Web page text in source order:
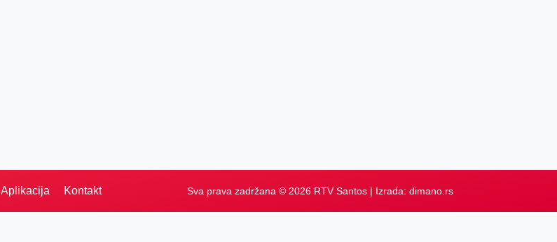
Aplikacija Kontakt Sva prava zadržana © 2026 RTV Santos | Izrada: dimano.rs